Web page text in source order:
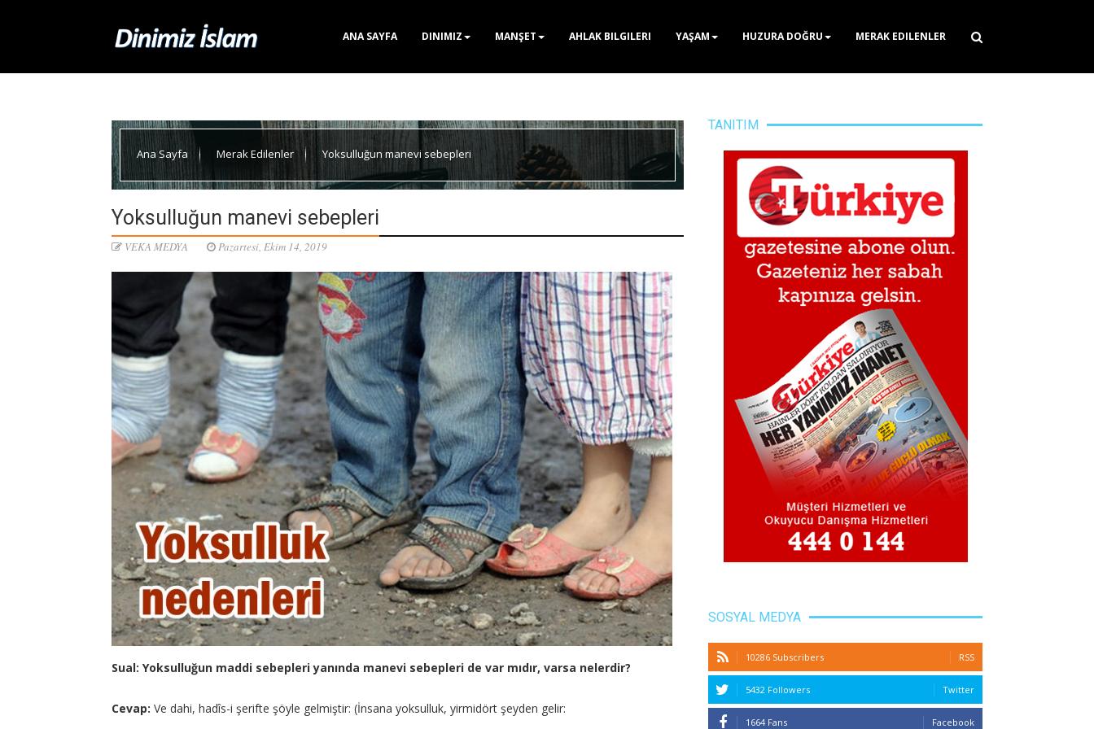
ANA SAYFA DINIMIZ MANŞET AHLAK BILGILERI YAŞAM HUZURA DOĞRU MERAK EDILENLER
Ana Sayfa Merak Edilenler Yoksulluğun manevi sebepleri
Yoksulluğun manevi sebepleri
VEKA MEDYA Pazartesi, Ekim 14, 2019
Sual: Yoksulluğun maddi sebepleri yanında manevi sebepleri de var mıdır, varsa nelerdir?
Cevap: Ve dahi, hadîs-i şerifte şöyle gelmiştir: (İnsana yoksulluk, yirmidört şeyden gelir:
TANITIM
SOSYAL MEDYA
10286 Subscribers RSS
5432 Followers Twitter
1664 Fans Facebook